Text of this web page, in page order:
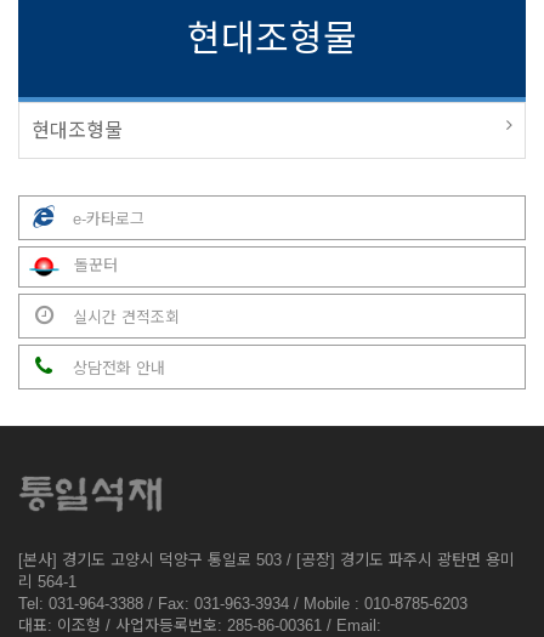
현대조형물
현대조형물
e-카타로그
돌꾼터
실시간 견적조회
상담전화 안내
[본사] 경기도 고양시 덕양구 통일로 503 / [공장] 경기도 파주시 광탄면 용미
리 564-1
Tel: 031-964-3388 / Fax: 031-963-3934 / Mobile : 010-8785-6203
대표: 이조형 / 사업자등록번호: 285-86-00361 / Email: